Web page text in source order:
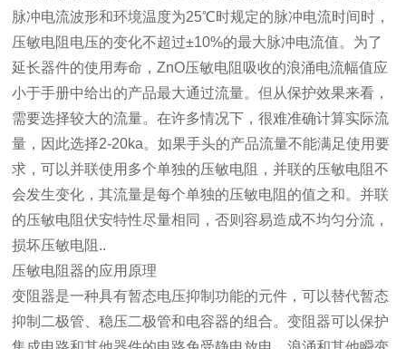
脉冲电流波形和环境温度为25℃时规定的脉冲电流时间时，
压敏电阻电压的变化不超过±10%的最大脉冲电流值。为了
延长器件的使用寿命，ZnO压敏电阻吸收的浪涌电流幅值应
小于手册中给出的产品最大通过流量。但从保护效果来看，
需要选择较大的流量。在许多情况下，很难准确计算实际流
量，因此选择2-20ka。如果手头的产品流量不能满足使用要
求，可以并联使用多个单独的压敏电阻，并联的压敏电阻不
会发生变化，其流量是每个单独的压敏电阻的值之和。并联
的压敏电阻伏安特性尽量相同，否则容易造成不均匀分流，
损坏压敏电阻..
压敏电阻器的应用原理
变阻器是一种具有暂态电压抑制功能的元件，可以替代暂态
抑制二极管、稳压二极管和电容器的组合。变阻器可以保护